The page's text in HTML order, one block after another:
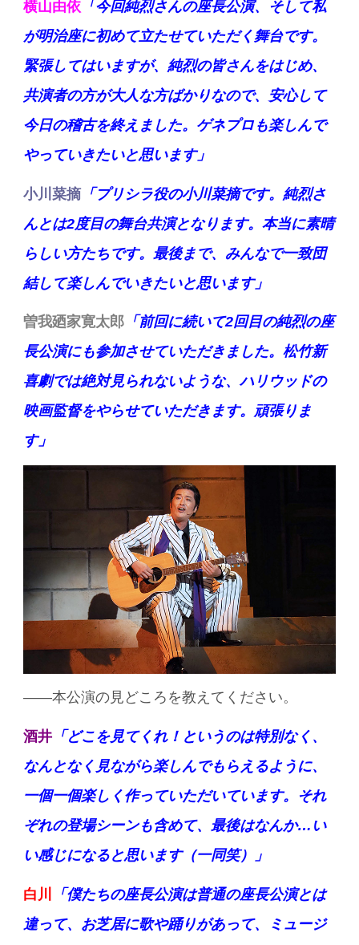
横山由依 「今回純烈さんの座長公演、そして私
が明治座に初めて立たせていただく舞台です。
緊張してはいますが、純烈の皆さんをはじめ、
共演者の方が大人な方ばかりなので、安心して
今日の稽古を終えました。ゲネプロも楽しんで
やっていきたいと思います」
小川菜摘「プリシラ役の小川菜摘です。純烈さ
んとは2度目の舞台共演となります。本当に素晴
らしい方たちです。最後まで、みんなで一致団
結して楽しんでいきたいと思います」
曽我廼家寛太郎 「前回に続いて2回目の純烈の座
長公演にも参加させていただきました。松竹新
喜劇では絶対見られないような、ハリウッドの
映画監督をやらせていただきます。頑張りま
す」
——本公演の見どころを教えてください。
酒井 「どこを見てくれ！というのは特別なく、
なんとなく見ながら楽しんでもらえるように、
一個一個楽しく作っていただいています。それ
ぞれの登場シーンも含めて、最後はなんか…い
い感じになると思います（一同笑）」
白川
「僕たちの座長公演は普通の座長公演とは
違って、お芝居に歌や踊りがあって、ミュージ